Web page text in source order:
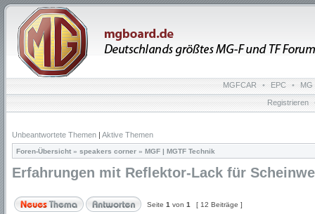
MGFCAR • EPC • MG
Registrieren
Unbeantwortete Themen | Aktive Themen
Foren-Übersicht » speakers corner » MGF | MGTF Technik
Erfahrungen mit Reflektor-Lack für
Seite 1 von 1 [ 12 Beiträge ]